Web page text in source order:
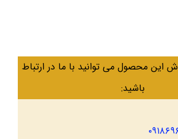
محصول می توانید با ما در ارتباط
باشید: